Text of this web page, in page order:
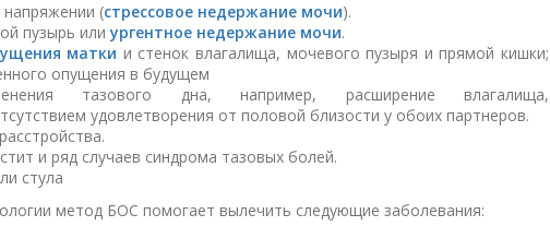
(стрессовое недержание мочи).
пузырь илиургентное недержание мочи.
матки и стенок влагалища, мочевого пузыря и прямой кишки;
опущения в будущем
тазового дна, например, расширение влагалища,
удовлетворения от половой близости у обоих партнеров.
и ряд случаев синдрома тазовых болей.
стула
метод БОС помогает вылечить следующие заболевания: